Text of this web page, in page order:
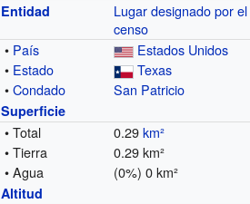
Entidad
Lugar designado por el
censo
• País
Estados Unidos
• Estado
Texas
•Condado San Patricio
Superficie
• Total 0.29km²
• Tierra
0.29 km²
• Agua
(0%) 0 km²
Altitud